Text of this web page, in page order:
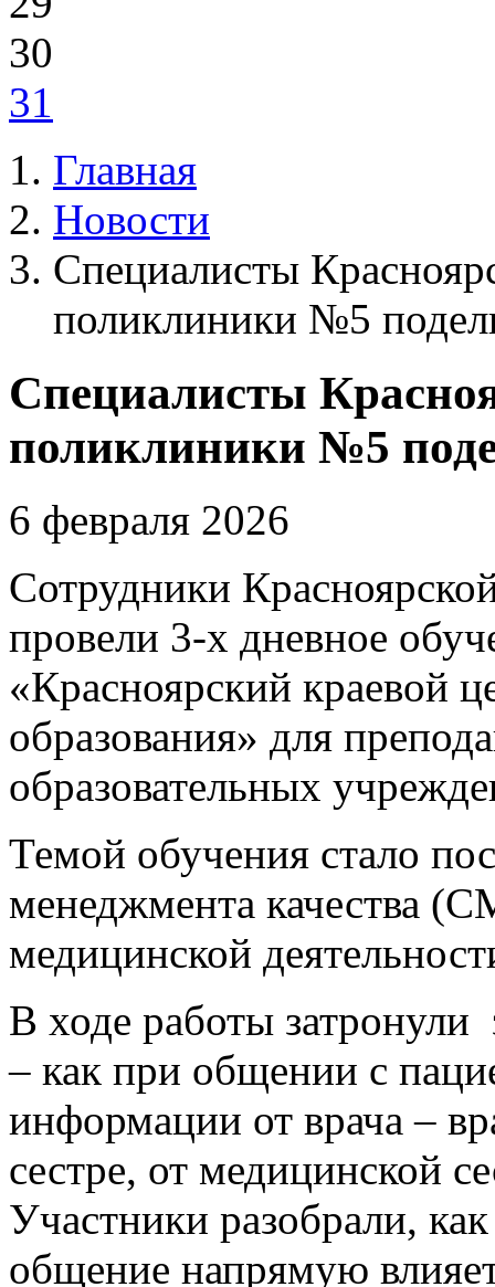
30
31
Главная
Новости
Специалисты
поликлиники №5
Специалисты
поликлиники №5
6 февраля 2026
Сотрудники
провели 3-х дневное
«Красноярский краевой
образования» для
образовательных
Темой обучения стало
менеджмента качества
медицинской
В ходе работы
– как при общении с
информации от врача –
сестре, от медицинской
Участники разобрали,
общение напрямую